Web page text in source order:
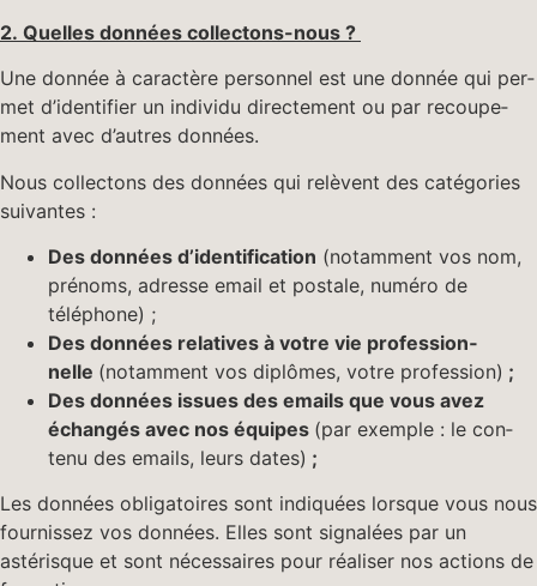
2. Quelles don­nées collectons-nous ?
Une don­née à car­ac­tère per­son­nel est une don­née qui per­
met d’identifier un indi­vidu directe­ment ou par recoupe­
ment avec d’autres données.
Nous col­lec­tons des don­nées qui relèvent des caté­gories
suivantes :
Des don­nées d’identification (notam­ment vos nom,
prénoms, adresse email et postale, numéro de
téléphone) ;
Des don­nées rel­a­tives à votre vie pro­fes­sion­
nelle (notam­ment vos diplômes, votre pro­fes­sion) ;
Des don­nées issues des emails que vous avez
échangés avec nos équipes (par exem­ple : le con­
tenu des emails, leurs dates) ;
Les don­nées oblig­a­toires sont indiquées lorsque vous nous
four­nissez vos don­nées. Elles sont sig­nalées par un
astérisque et sont néces­saires pour réalis­er nos actions de